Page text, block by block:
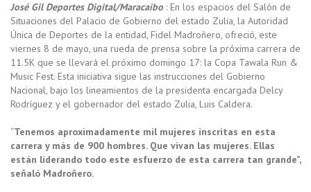
José Gil Deportes Digital/Maracaibo : En los espacios del Salón de
Situaciones del Palacio de Gobierno del estado Zulia, la Autoridad
Única de Deportes de la entidad, Fidel Madroñero, ofreció, este
viernes 8 de mayo, una rueda de prensa sobre la próxima carrera de
11.5K que se llevará el próximo domingo 17: la Copa Tawala Run &
Music Fest. Esta iniciativa sigue las instrucciones del Gobierno
Nacional, bajo los lineamientos de la presidenta encargada Delcy
Rodríguez y el gobernador del estado Zulia, Luis Caldera.
“Tenemos aproximadamente mil mujeres inscritas en esta
carrera y más de 900 hombres. Que vivan las mujeres. Ellas
están liderando todo este esfuerzo de esta carrera tan grande”,
señaló Madroñero.